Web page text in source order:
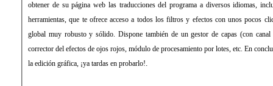
obtener de su página web las traducciones del programa a diversos idiomas,
herramientas, que te ofrece acceso a todos los filtros y efectos con unos pocos
global muy robusto y sólido. Dispone también de un gestor de capas (con canal
corrector del efectos de ojos rojos, módulo de procesamiento por lotes, etc. En
la edición gráfica, ¡ya tardas en probarlo!.